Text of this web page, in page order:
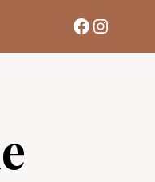
Facebook